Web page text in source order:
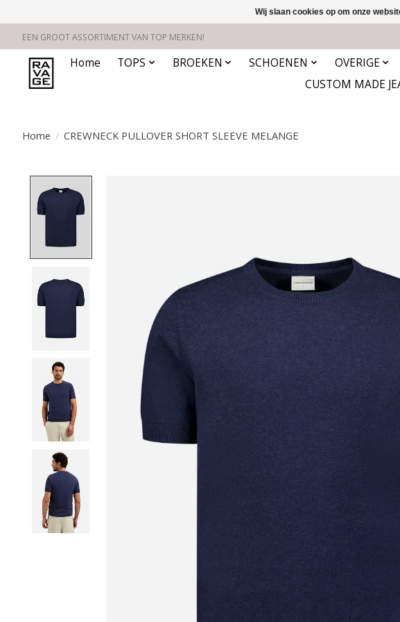
EEN GROOT ASSORTIMENT VAN TOP MERKEN!
Home TOPS BROEKEN SCHOENEN OVERIGE
CUSTOM MADE
Home / CREWNECK PULLOVER SHORT SLEEVE MELANGE
Wij slaan cookies op om onze